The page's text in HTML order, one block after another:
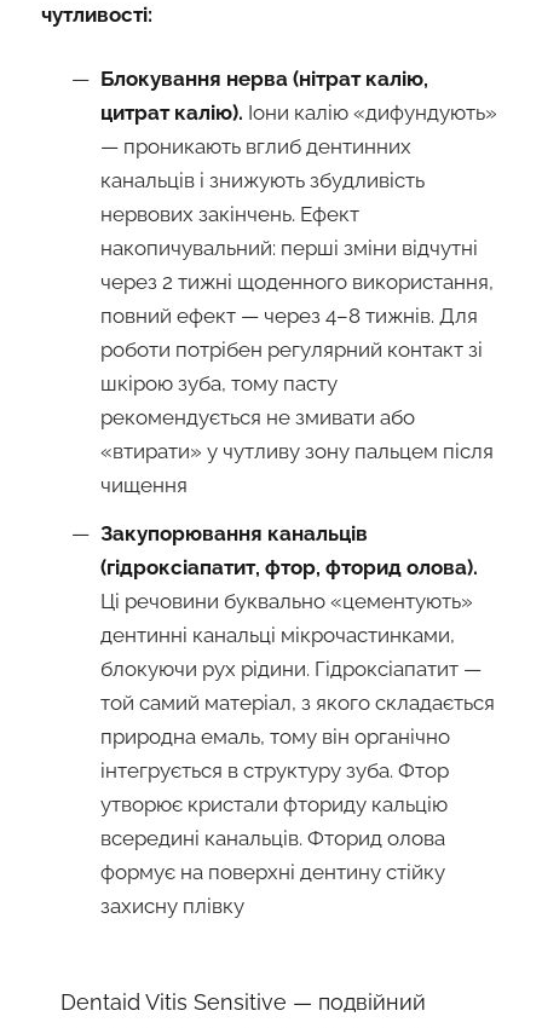
чутливості:
Блокування нерва (нітрат калію,
цитрат калію). Іони калію «дифундують»
— проникають вглиб дентинних
канальців і знижують збудливість
нервових закінчень. Ефект
накопичувальний: перші зміни відчутні
через 2 тижні щоденного використання,
повний ефект — через 4–8 тижнів. Для
роботи потрібен регулярний контакт зі
шкірою зуба, тому пасту
рекомендується не змивати або
«втирати» у чутливу зону пальцем після
чищення
Закупорювання канальців
(гідроксіапатит, фтор, фторид олова).
Ці речовини буквально «цементують»
дентинні канальці мікрочастинками,
блокуючи рух рідини. Гідроксіапатит —
той самий матеріал, з якого складається
природна емаль, тому він органічно
інтегрується в структуру зуба. Фтор
утворює кристали фториду кальцію
всередині канальців. Фторид олова
формує на поверхні дентину стійку
захисну плівку
Dentaid Vitis Sensitive — подвійний